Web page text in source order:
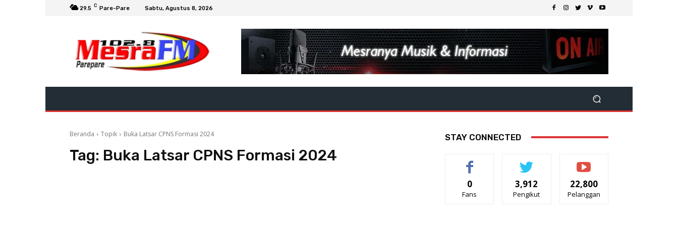
29.5 C Pare-Pare Sabtu, Agustus 8, 2026
Beranda Topik Buka Latsar CPNS Formasi 2024
Tag: Buka Latsar CPNS Formasi 2024
STAY CONNECTED
0
Fans
3,912
Pengikut
22,800
Pelanggan